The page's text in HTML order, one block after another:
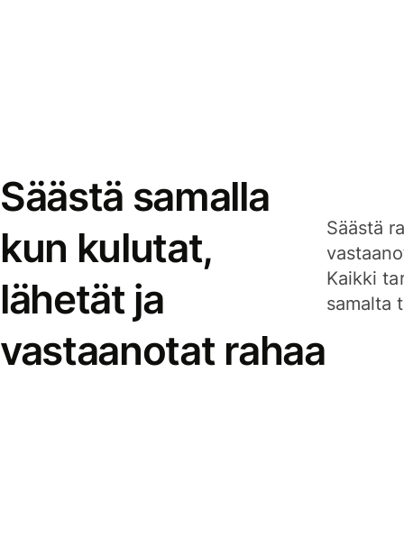
Säästä samalla
kun kulutat,
lähetät ja
vastaanotat rahaa
Säästä
Kaikki
samalta